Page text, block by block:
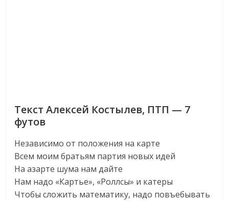
Текст Алексей Костылев, ПТП — 7
футов
Независимо от положения на карте
Всем моим братьям партия новых идей
На азарте шума нам дайте
Нам надо «Картье», «Роллсы» и катеры
Чтобы сложить математику, надо повъебывать